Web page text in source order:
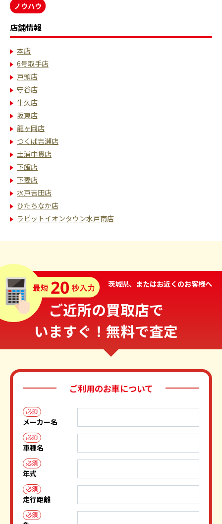
ノウハウ
店舗情報
本店
6号取手店
戸頭店
守谷店
牛久店
坂東店
龍ヶ岡店
つくば吉瀬店
土浦中貫店
下館店
下妻店
水戸吉田店
ひたちなか店
ラビットイオンタウン水戸南店
茨城県、またはお近くのお客様へ
ご近所の買取店で
いますぐ！無料で査定
ご利用のお車について
必須
メーカー名
必須
車種名
必須
年式
必須
走行距離
必須